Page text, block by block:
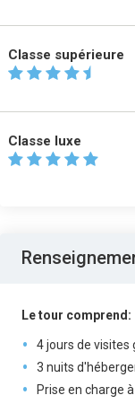
Classe supérieure
Classe luxe
Le tour comprend:
4 jours de visites
3 nuits
Prise en charge